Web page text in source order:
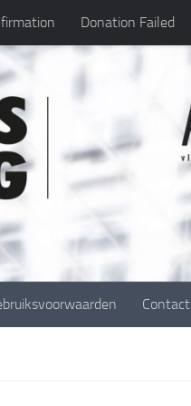
Donation Failed
Contact